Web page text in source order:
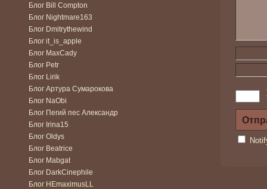
Блог Bill Compton
Блог Nightmare163
Блог Dmitrythewind
Блог it_is_apple
Блог MaxCady
Блог Petr
Блог Lirik
Блог Артура Сумарокова
Блог NaObi
Блог Пегий пес Александр
Блог Irina15
Блог Oldys
Блог Beatrice
Блог Mabgat
Блог DarkCinephile
Блог HEmaximusLL